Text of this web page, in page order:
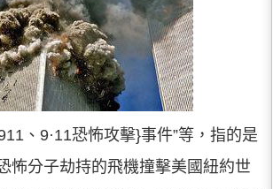
、9·11恐怖攻擊}事件”等，指的是
怖分子劫持的飛機撞擊美國紐約世